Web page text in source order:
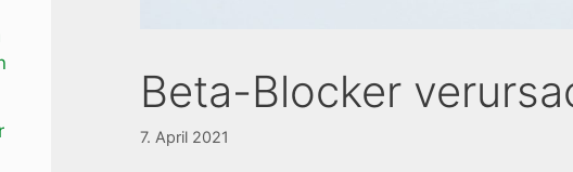
Beta-Blocker
7. April 2021